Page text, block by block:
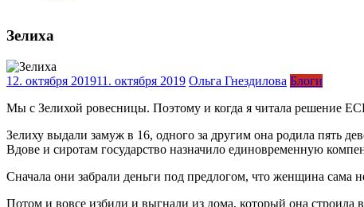
Зелиха
12. октября 201911. октября 2019 Ольга Гнездилова Блоги
Мы с Зелихой ровесницы. Поэтому и когда я читала решение
Зелиху выдали замуж в 16, одного за другим она родила пять
Вдове и сиротам государство назначило единовременную
Сначала они забрали деньги под предлогом, что женщина сама
Потом и вовсе избили и выгнали из дома, который она строила